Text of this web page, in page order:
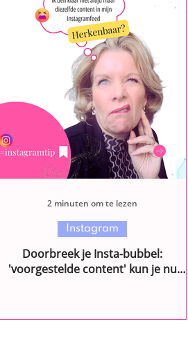
Doorbreek je Insta-bubbel:
'voorgestelde content' kun je nu
Instagram
2 minuten om te lezen